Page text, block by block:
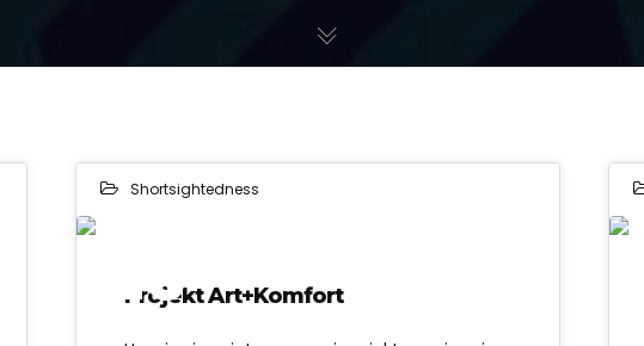
Shortsightedness
29
Projekt Art+Komfort